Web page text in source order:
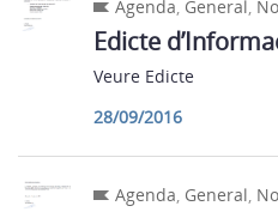
Agenda, General,
Edicte
Veure Edicte
28/09/2016
Agenda, General,